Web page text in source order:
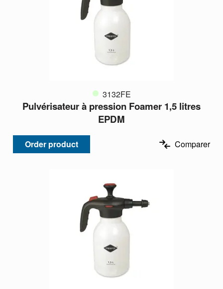
3132FE
Pulvérisateur à pression Foamer 1,5 litres
EPDM
Order product Comparer